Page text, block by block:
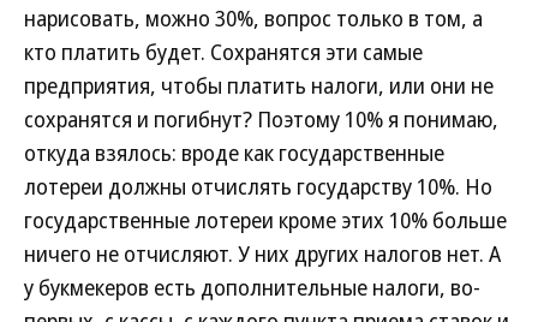
нарисовать, можно 30%, вопрос только в том, а
кто платить будет. Сохранятся эти самые
предприятия, чтобы платить налоги, или они не
сохранятся и погибнут? Поэтому 10% я понимаю,
откуда взялось: вроде как государственные
лотереи должны отчислять государству 10%. Но
государственные лотереи кроме этих 10% больше
ничего не отчисляют. У них других налогов нет. А
у букмекеров есть дополнительные налоги, во-